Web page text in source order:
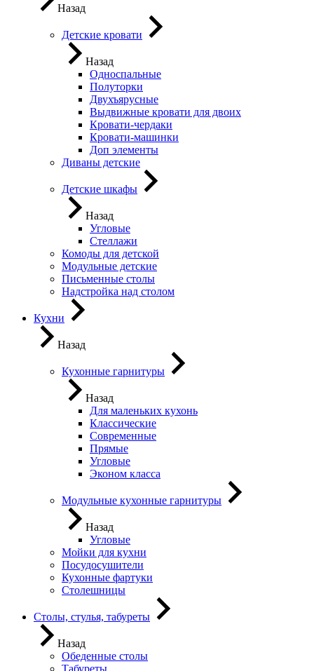
Назад
Детские кровати
Назад
Односпальные
Полуторки
Двухъярусные
Выдвижные кровати для двоих
Кровати-чердаки
Кровати-машинки
Доп элементы
Диваны детские
Детские шкафы
Назад
Угловые
Стеллажи
Комоды для детской
Модульные детские
Письменные столы
Надстройка над столом
Кухни
Назад
Кухонные гарнитуры
Назад
Для маленьких кухонь
Классические
Современные
Прямые
Угловые
Эконом класса
Модульные кухонные гарнитуры
Назад
Угловые
Мойки для кухни
Посудосушители
Кухонные фартуки
Столешницы
Столы, стулья, табуреты
Назад
Обеденные столы
Табуреты